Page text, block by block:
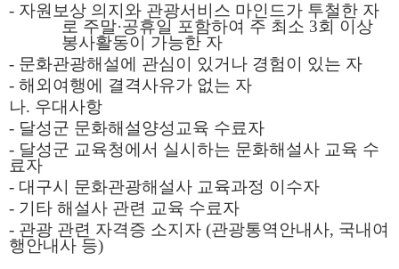
- 자원보상 의지와 관광서비스 마인드가 투철한 자
로 주말·공휴일 포함하여 주 최소 3회 이상
봉사활동이 가능한 자
- 문화관광해설에 관심이 있거나 경험이 있는 자
- 해외여행에 결격사유가 없는 자
나. 우대사항
- 달성군 문화해설양성교육 수료자
- 달성군 교육청에서 실시하는 문화해설사 교육 수
료자
- 대구시 문화관광해설사 교육과정 이수자
- 기타 해설사 관련 교육 수료자
- 관광 관련 자격증 소지자 (관광통역안내사, 국내여
행안내사 등)